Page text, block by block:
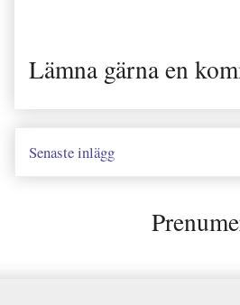
Lämna gärna en
Senaste inlägg